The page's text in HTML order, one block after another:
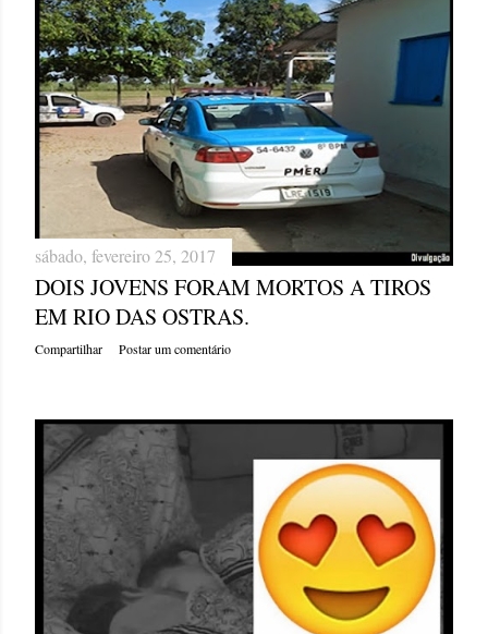
sábado, fevereiro 25, 2017
DOIS JOVENS FORAM MORTOS A TIROS
EM RIO DAS OSTRAS.
Compartilhar Postar um comentário